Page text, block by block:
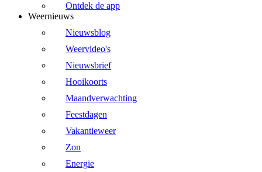
Ontdek de app
Weernieuws
Nieuwsblog
Weervideo's
Nieuwsbrief
Hooikoorts
Maandverwachting
Feestdagen
Vakantieweer
Zon
Energie